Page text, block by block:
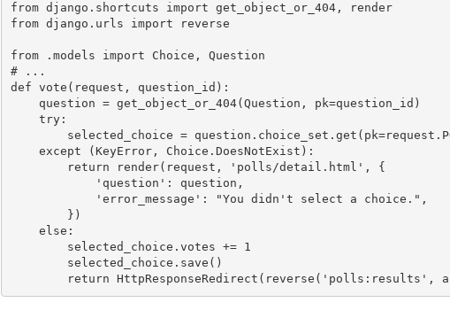
from django.shortcuts import get_object_or_404,
render
from django.urls import reverse
from .models import Choice ,
Question
# ...
def vote ( request , question_id ):
question = get_object_or_404( Question , pk=question_id )
try:
selected_choice = question . choice_set . get ( pk=request .
except
( KeyError, Choice . DoesNotExist ):
return
render( request , 'polls/detail.html' ,
{
'question' : question ,
'error_message' : "You didn't select a choice." ,
})
else :
selected_choice . votes +=
1
selected_choice . save ()
return HttpResponseRedirect ( reverse ( 'polls:results' ,